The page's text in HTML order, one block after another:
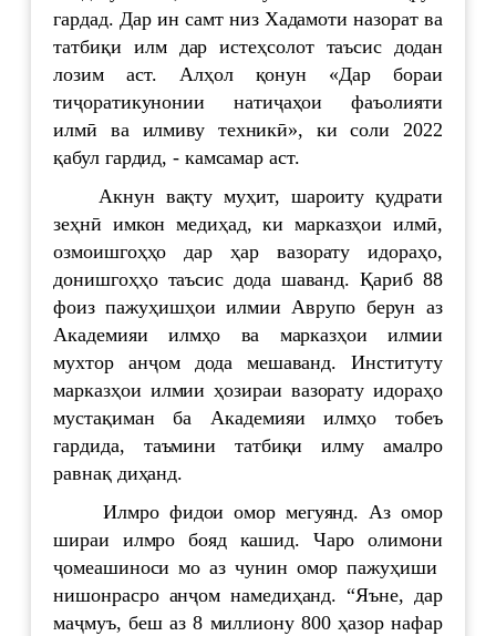
гардад. Дар ин самт низ Хадамоти назорат ва
татбиқи илм дар истеҳсолот таъсис додан
лозим аст. Алҳол қонун «Дар бораи
тиҷоратикунонии натиҷаҳои фаъолияти
илмӣ ва илмиву техникӣ», ки соли 2022
қабул гардид, - камсамар аст.
Акнун вақту муҳит, шароиту қудрати
зеҳнӣ имкон медиҳад, ки марказҳои илмӣ,
озмоишгоҳҳо дар ҳар вазорату идораҳо,
донишгоҳҳо таъсис дода шаванд. Қариб 88
фоиз пажуҳишҳои илмии Аврупо берун аз
Академияи илмҳо ва марказҳои илмии
мухтор анҷом дода мешаванд. Институту
марказҳои илмии ҳозираи вазорату идораҳо
мустақиман ба Академияи илмҳо тобеъ
гардида, таъмини татбиқи илму амалро
равнақ диҳанд.
Илмро фидои омор мегуянд. Аз омор
шираи илмро бояд кашид. Чаро олимони
ҷомеашиноси мо аз чунин омор пажуҳиши
нишонрасро анҷом намедиҳанд. “Яъне, дар
маҷмуъ, беш аз 8 миллиону 800 ҳазор нафар